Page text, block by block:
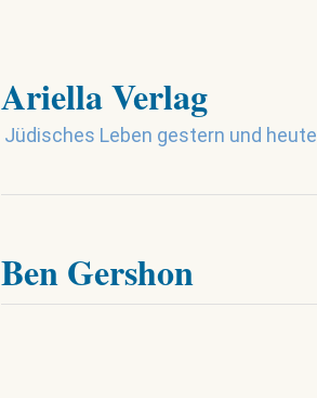
Ariella Verlag
Jüdisches Leben gestern und heute
Ben Gershon